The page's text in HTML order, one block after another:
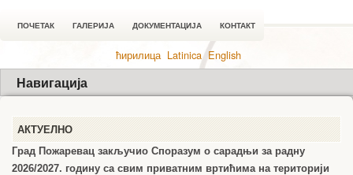
ПОЧЕТАК ГАЛЕРИЈА ДОКУМЕНТАЦИЈА КОНТАКТ
ћирилица Latinica English
Навигација
АКТУЕЛНО
Град Пожаревац закључио Споразум о сарадњи за радну
2026/2027. годину са свим приватним вртићима на територији